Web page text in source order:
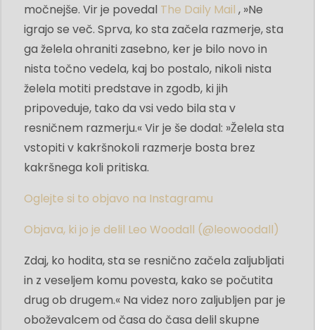
močnejše. Vir je povedal The Daily Mail , »Ne
igrajo se več. Sprva, ko sta začela razmerje, sta
ga želela ohraniti zasebno, ker je bilo novo in
nista točno vedela, kaj bo postalo, nikoli nista
želela motiti predstave in zgodb, ki jih
pripoveduje, tako da vsi vedo bila sta v
resničnem razmerju.« Vir je še dodal: »Želela sta
vstopiti v kakršnokoli razmerje bosta brez
kakršnega koli pritiska.
Oglejte si to objavo na Instagramu
Objava, ki jo je delil Leo Woodall (@leowoodall)
Zdaj, ko hodita, sta se resnično začela zaljubljati
in z veseljem komu povesta, kako se počutita
drug ob drugem.« Na videz noro zaljubljen par je
oboževalcem od časa do časa delil skupne